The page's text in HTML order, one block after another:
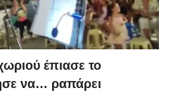
έπιασε το
να… ραπάρει